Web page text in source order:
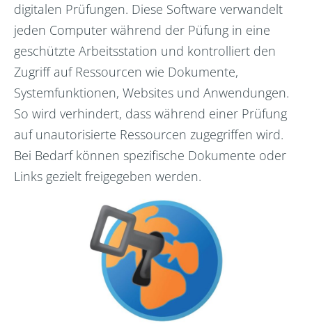
digitalen Prüfungen. Diese Software verwandelt
jeden Computer während der Püfung in eine
geschützte Arbeitsstation und kontrolliert den
Zugriff auf Ressourcen wie Dokumente,
Systemfunktionen, Websites und Anwendungen.
So wird verhindert, dass während einer Prüfung
auf unautorisierte Ressourcen zugegriffen wird.
Bei Bedarf können spezifische Dokumente oder
Links gezielt freigegeben werden.